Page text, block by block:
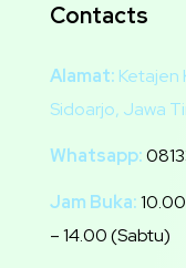
Contacts
Alamat: Ketajen
Sidoarjo, Jawa
Whatsapp:
Jam Buka:
– 14.00 (Sabtu)